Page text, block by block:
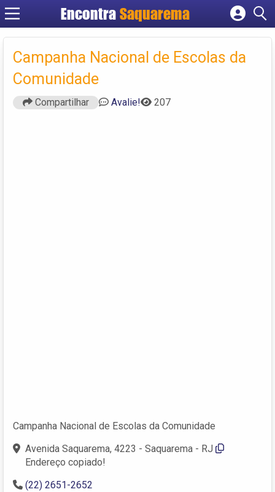
Encontra Saquarema
Cadastrar empresa
Criar conta
Campanha Nacional de Escolas da
Comunidade
Compartilhar Avalie! 207
Campanha Nacional de Escolas da Comunidade
Avenida Saquarema, 4223 - Saquarema - RJ
Endereço copiado!
(22) 2651-2652